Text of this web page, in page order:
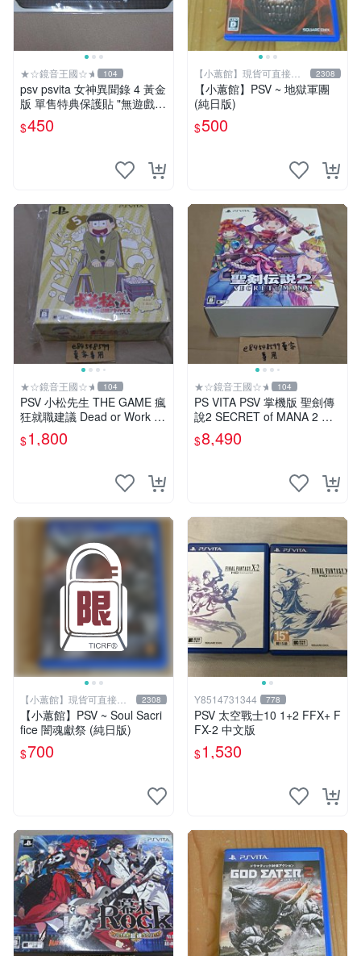
★☆鏡音王國☆★ 104
psv psvita 女神異聞錄 4 黃金
版 單售特典保護貼 "無遊戲
片" Persona 4 The GOLDEN
$450
【小蕙館】現貨可直接下
標
2308
【小蕙館】PSV ~ 地獄軍團
(純日版)
$500
★☆鏡音王國☆★ 104
PSV 小松先生 THE GAME 瘋
狂就職建議 Dead or Work 特
裝版 限定版 日版 日文版 阿
松 十四松
$1,800
★☆鏡音王國☆★ 104
PS VITA PSV 掌機版 聖劍傳
說2 SECRET of MANA 2 瑪
娜傳奇 純日版 限定版 收藏家
版 典藏版
$8,490
【小蕙館】現貨可直接下
標
2308
【小蕙館】PSV ~ Soul Sacri
fice 闇魂獻祭 (純日版)
$700
Y8514731344 778
PSV 太空戰士10 1+2 FFX+ F
FX-2 中文版
$1,530